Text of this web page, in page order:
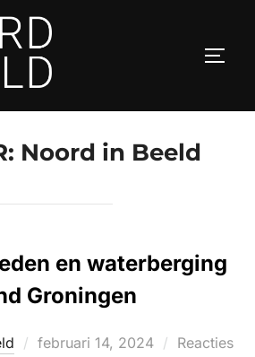
Noord in Beeld
en waterberging
Groningen
Geplaatst
februari 14, 2024
Reacties